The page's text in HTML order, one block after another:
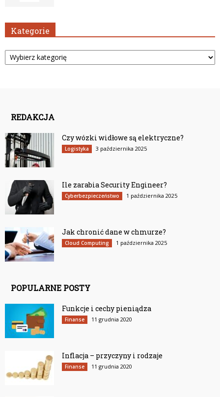
Kategorie
Kategorie
REDAKCJA
Czy wózki widłowe są elektryczne?
Logistyka 3 października 2025
Ile zarabia Security Engineer?
Cyberbezpieczeństwo 1 października 2025
Jak chronić dane w chmurze?
Cloud Computing 1 października 2025
POPULARNE POSTY
Funkcje i cechy pieniądza
Finanse 11 grudnia 2020
Inflacja – przyczyny i rodzaje
Finanse 11 grudnia 2020